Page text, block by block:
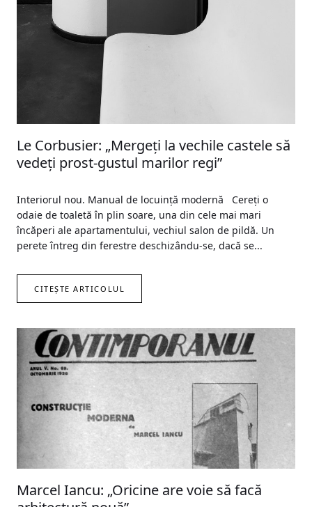
Le Corbusier: „Mergeți la vechile castele să
vedeți prost-gustul marilor regi”
Interiorul nou. Manual de locuință modernă Cereți o
odaie de toaletă în plin soare, una din cele mai mari
încăperi ale apartamentului, vechiul salon de pildă. Un
perete întreg din ferestre deschizându-se, dacă se...
CITEȘTE ARTICOLUL
Marcel Iancu: „Oricine are voie să facă